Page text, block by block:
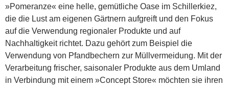
»Pomeranze« eine helle, gemütliche Oase im Schillerkiez,
die die Lust am eigenen Gärtnern aufgreift und den Fokus
auf die Verwendung regionaler Produkte und auf
Nachhaltigkeit richtet. Dazu gehört zum Beispiel die
Verwendung von Pfandbechern zur Müllvermeidung. Mit der
Verarbeitung frischer, saisonaler Produkte aus dem Umland
in Verbindung mit einem »Concept Store« möchten sie ihren